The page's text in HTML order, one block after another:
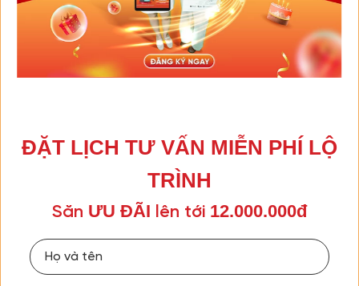
ĐẶT LỊCH TƯ VẤN MIỄN PHÍ LỘ
TRÌNH
Săn ƯU ĐÃI lên tới 12.000.000đ